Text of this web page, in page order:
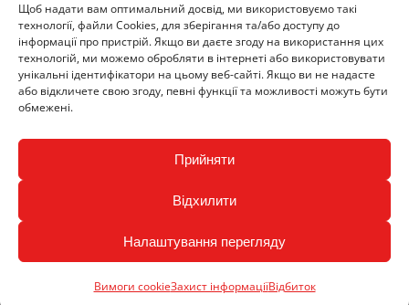
Щоб надати вам оптимальний досвід, ми використовуємо такі
технології, файли Сookies, для зберігання та/або доступу до
інформації про пристрій. Якщо ви даєте згоду на використання цих
технологій, ми можемо обробляти в інтернеті або використовувати
унікальні ідентифікатори на цьому веб-сайті. Якщо ви не надасте
або відкличете свою згоду, певні функції та можливості можуть бути
обмежені.
Прийняти
Відхилити
Налаштування перегляду
Вимоги cookieЗахист інформаціїВідбиток
03. Відбиток
04. Захист інформації
05. Загальні умови
06. Політика ануляції
Copyright © 2024 LABOGEN by LABOKLIN. All Rights
Reserved.